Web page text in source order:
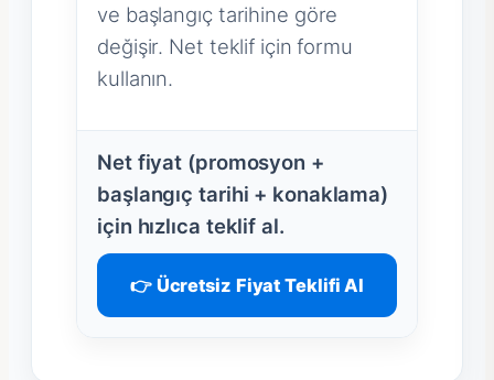
ve başlangıç tarihine göre
değişir. Net teklif için formu
kullanın.
Net fiyat (promosyon +
başlangıç tarihi + konaklama)
için hızlıca teklif al.
👉 Ücretsiz Fiyat Teklifi Al